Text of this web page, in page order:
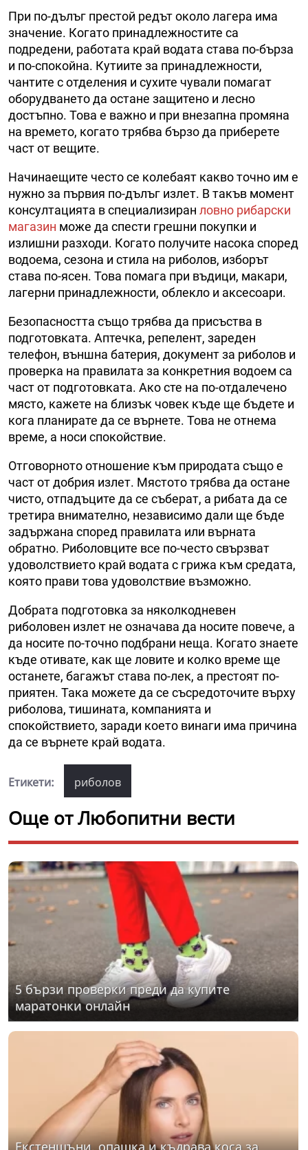
При по-дълъг престой редът около лагера има
значение. Когато принадлежностите са
подредени, работата край водата става по-бърза
и по-спокойна. Кутиите за принадлежности,
чантите с отделения и сухите чували помагат
оборудването да остане защитено и лесно
достъпно. Това е важно и при внезапна промяна
на времето, когато трябва бързо да приберете
част от вещите.
Начинаещите често се колебаят какво точно им е
нужно за първия по-дълъг излет. В такъв момент
консултацията в специализиран ловно рибарски
магазин може да спести грешни покупки и
излишни разходи. Когато получите насока според
водоема, сезона и стила на риболов, изборът
става по-ясен. Това помага при въдици, макари,
лагерни принадлежности, облекло и аксесоари.
Безопасността също трябва да присъства в
подготовката. Аптечка, репелент, зареден
телефон, външна батерия, документ за риболов и
проверка на правилата за конкретния водоем са
част от подготовката. Ако сте на по-отдалечено
място, кажете на близък човек къде ще бъдете и
кога планирате да се върнете. Това не отнема
време, а носи спокойствие.
Отговорното отношение към природата също е
част от добрия излет. Мястото трябва да остане
чисто, отпадъците да се съберат, а рибата да се
третира внимателно, независимо дали ще бъде
задържана според правилата или върната
обратно. Риболовците все по-често свързват
удоволствието край водата с грижа към средата,
която прави това удоволствие възможно.
Добрата подготовка за няколкодневен
риболовен излет не означава да носите повече, а
да носите по-точно подбрани неща. Когато знаете
къде отивате, как ще ловите и колко време ще
останете, багажът става по-лек, а престоят по-
приятен. Така можете да се съсредоточите върху
риболова, тишината, компанията и
спокойствието, заради което винаги има причина
да се върнете край водата.
Етикети: риболов
Още от Любопитни вести
5 бързи проверки преди да купите
маратонки онлайн
Екстеншъни, опашка и къдрава коса за